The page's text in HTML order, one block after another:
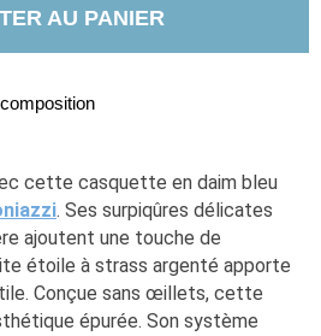
AU PANIER
cette casquette en daim bleu
. Ses surpiqûres délicates
ajoutent une touche de
étoile à strass argenté apporte
Conçue sans œillets, cette
épurée. Son système